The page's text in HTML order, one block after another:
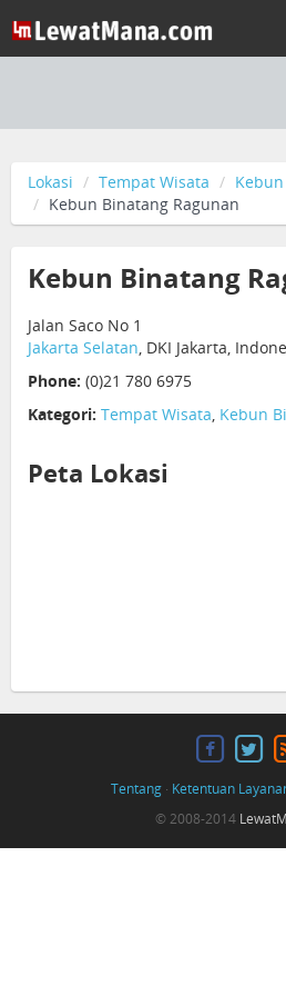
Lokasi Tempat Wisata
Kebun Binatang Ragunan
Kebun Binatang
Jalan Saco No 1
Jakarta Selatan, DKI Jakarta,
Phone: (0)21 780 6975
Kategori: Tempat Wisata, Kebun
Peta Lokasi
Tentang· Ketentuan
© 2008-2014